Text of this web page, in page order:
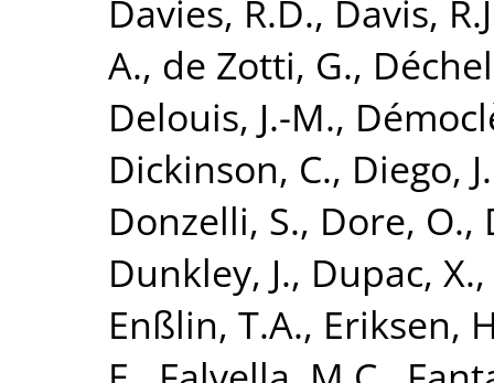
Davies, R.D., Davis,
A., de Zotti, G.,
Delouis, J.-M.,
Dickinson, C., Diego,
Donzelli, S., Dore, O.,
Dunkley, J., Dupac, X.,
Enßlin, T.A., Eriksen,